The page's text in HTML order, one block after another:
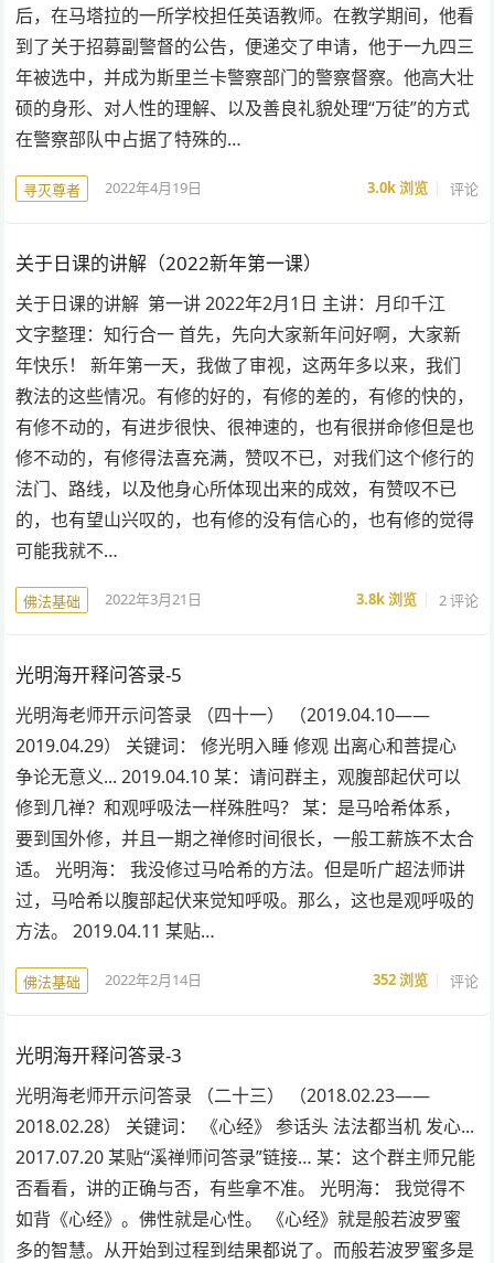
后，在马塔拉的一所学校担任英语教师。在教学期间，他看
到了关于招募副警督的公告，便递交了申请，他于一九四三
年被选中，并成为斯里兰卡警察部门的警察督察。他高大壮
硕的身形、对人性的理解、以及善良礼貌处理“万徒”的方式
在警察部队中占据了特殊的…
寻灭尊者 2022年4月19日 3.0k浏览 评论
关于日课的讲解（2022新年第一课）
关于日课的讲解 第一讲 2022年2月1日 主讲：月印千江
文字整理：知行合一 首先，先向大家新年问好啊，大家新
年快乐！ 新年第一天，我做了审视，这两年多以来，我们
教法的这些情况。有修的好的，有修的差的，有修的快的，
有修不动的，有进步很快、很神速的，也有很拼命修但是也
修不动的，有修得法喜充满，赞叹不已，对我们这个修行的
法门、路线，以及他身心所体现出来的成效，有赞叹不已
的，也有望山兴叹的，也有修的没有信心的，也有修的觉得
可能我就不…
佛法基础 2022年3月21日 3.8k浏览 2 评论
光明海开释问答录-5
光明海老师开示问答录 （四十一） （2019.04.10——
2019.04.29） 关键词： 修光明入睡 修观 出离心和菩提心
争论无意义... 2019.04.10 某：请问群主，观腹部起伏可以
修到几禅？和观呼吸法一样殊胜吗？ 某：是马哈希体系，
要到国外修，并且一期之禅修时间很长，一般工薪族不太合
适。 光明海： 我没修过马哈希的方法。但是听广超法师讲
过，马哈希以腹部起伏来觉知呼吸。那么，这也是观呼吸的
方法。 2019.04.11 某贴…
佛法基础 2022年2月14日 352浏览 评论
光明海开释问答录-3
光明海老师开示问答录 （二十三） （2018.02.23——
2018.02.28） 关键词： 《心经》 参话头 法法都当机 发心...
2017.07.20 某贴“溪禅师问答录”链接… 某：这个群主师兄能
否看看，讲的正确与否，有些拿不准。 光明海： 我觉得不
如背《心经》。佛性就是心性。 《心经》就是般若波罗蜜
多的智慧。从开始到过程到结果都说了。而般若波罗蜜多是